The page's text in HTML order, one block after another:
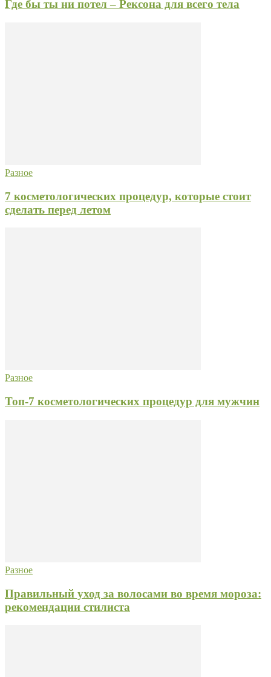
Где бы ты ни потел – Рексона для всего тела
Разное
7 косметологических процедур, которые стоит
сделать перед летом
Разное
Топ-7 косметологических процедур для мужчин
Разное
Правильный уход за волосами во время мороза:
рекомендации стилиста